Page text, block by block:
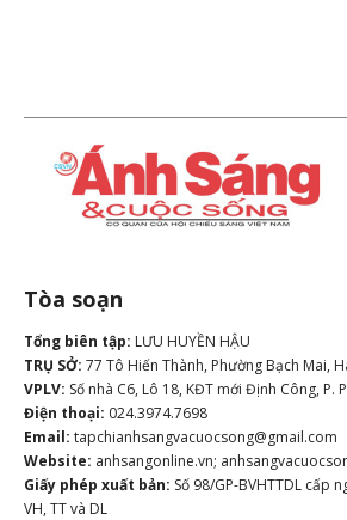
Tòa soạn
Tổng biên tập: LƯU HUYỀN HẬU
TRỤ SỞ: 77 Tô Hiến Thành, Phường Bạch Mai,
VPLV: Số nhà C6, Lô 18, KĐT mới Định Công, P.
Điện thoại: 024.3974.7698
Email: tapchianhsangvacuocsong@gmail.com
Website: anhsangonline.vn;
Giấy phép xuất bản: Số 98/GP-BVHTTDL cấp
VH, TT và DL